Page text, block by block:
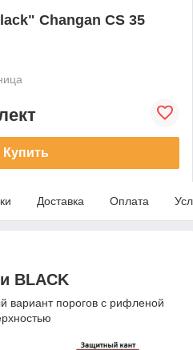
Changan CS 35
Купить
Доставка Оплата
BLACK
вариант порогов с рифленой